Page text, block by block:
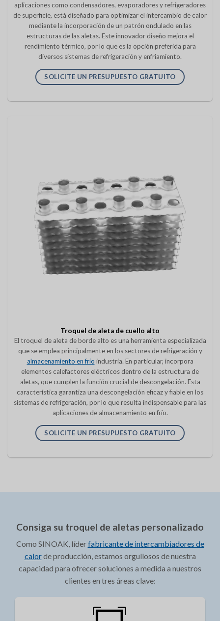
aplicaciones como condensadores, evaporadores y refrigeradores
de superficie, está diseñado para optimizar el intercambio de calor
mediante la incorporación de un patrón ondulado en las
estructuras de las aletas. Este innovador diseño mejora el
rendimiento térmico, por lo que es la opción preferida para
diversos sistemas de refrigeración y enfriamiento.
SOLICITE UN PRESUPUESTO GRATUITO
Troquel de aleta de cuello alto
El troquel de aleta de borde alto es una herramienta especializada
que se emplea principalmente en los sectores de refrigeración y
almacenamiento en frío industria. En particular, incorpora
elementos calefactores eléctricos dentro de la estructura de
aletas, que cumplen la función crucial de descongelación. Esta
característica garantiza una descongelación eficaz y fiable en los
sistemas de refrigeración, por lo que resulta indispensable para las
aplicaciones de almacenamiento en frío.
SOLICITE UN PRESUPUESTO GRATUITO
Consiga su troquel de aletas personalizado
Como SINOAK, líderfabricante de intercambiadores de
calorde producción, estamos orgullosos de nuestra
capacidad para ofrecer soluciones a medida a nuestros
clientes en tres áreas clave: